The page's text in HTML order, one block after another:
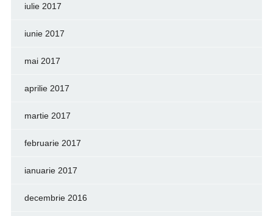
iulie 2017
iunie 2017
mai 2017
aprilie 2017
martie 2017
februarie 2017
ianuarie 2017
decembrie 2016